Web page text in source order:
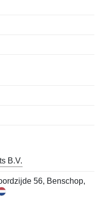
B.V.
56, Benschop,